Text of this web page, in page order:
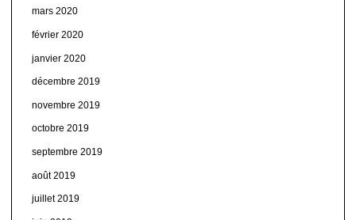
mars 2020
février 2020
janvier 2020
décembre 2019
novembre 2019
octobre 2019
septembre 2019
août 2019
juillet 2019